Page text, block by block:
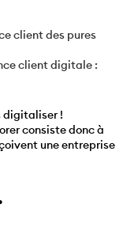
client des pures
client digitale :
digitaliser !
consiste donc à
une entreprise